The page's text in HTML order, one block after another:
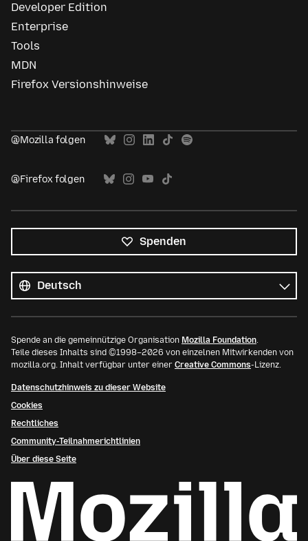
Developer Edition
Enterprise
Tools
MDN
Firefox Versionshinweise
@Mozilla folgen
@Firefox folgen
Spenden
Sprachen
Sprache
Spende an die gemeinnützige Organisation Mozilla Foundation.
Teile dieses Inhalts sind ©1998–2026 von einzelnen Mitwirkenden von
mozilla.org. Inhalt verfügbar unter einer Creative Commons-Lizenz.
Datenschutzhinweis zu dieser Website
Cookies
Rechtliches
Community-Teilnahmerichtlinien
Über diese Seite